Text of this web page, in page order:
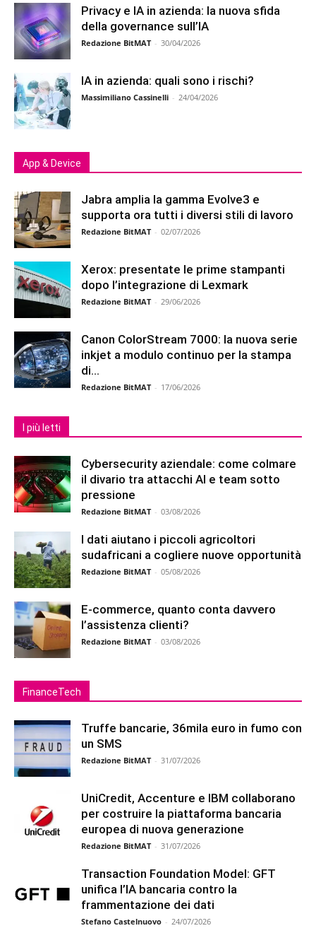
Privacy e IA in azienda: la nuova sfida
della governance sull’IA
Redazione BitMAT - 30/04/2026
IA in azienda: quali sono i rischi?
Massimiliano Cassinelli - 24/04/2026
App & Device
Jabra amplia la gamma Evolve3 e
supporta ora tutti i diversi stili di lavoro
Redazione BitMAT - 02/07/2026
Xerox: presentate le prime stampanti
dopo l’integrazione di Lexmark
Redazione BitMAT - 29/06/2026
Canon ColorStream 7000: la nuova serie
inkjet a modulo continuo per la stampa
di...
Redazione BitMAT - 17/06/2026
I più letti
Cybersecurity aziendale: come colmare
il divario tra attacchi AI e team sotto
pressione
Redazione BitMAT - 03/08/2026
I dati aiutano i piccoli agricoltori
sudafricani a cogliere nuove opportunità
Redazione BitMAT - 05/08/2026
E-commerce, quanto conta davvero
l’assistenza clienti?
Redazione BitMAT - 03/08/2026
FinanceTech
Truffe bancarie, 36mila euro in fumo con
un SMS
Redazione BitMAT - 31/07/2026
UniCredit, Accenture e IBM collaborano
per costruire la piattaforma bancaria
europea di nuova generazione
Redazione BitMAT - 31/07/2026
Transaction Foundation Model: GFT
unifica l’IA bancaria contro la
frammentazione dei dati
Stefano Castelnuovo - 24/07/2026